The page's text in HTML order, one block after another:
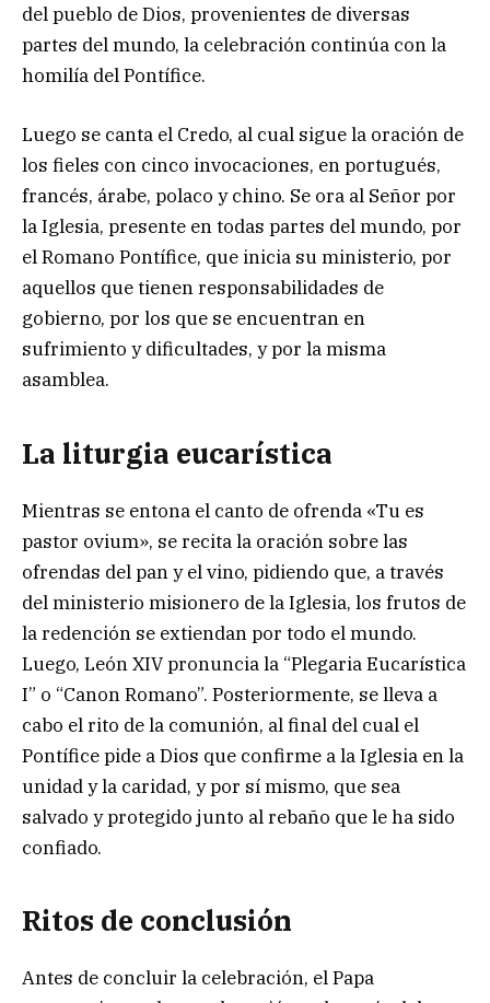
del pueblo de Dios, provenientes de diversas
partes del mundo, la celebración continúa con la
homilía del Pontífice.
Luego se canta el Credo, al cual sigue la oración de
los fieles con cinco invocaciones, en portugués,
francés, árabe, polaco y chino. Se ora al Señor por
la Iglesia, presente en todas partes del mundo, por
el Romano Pontífice, que inicia su ministerio, por
aquellos que tienen responsabilidades de
gobierno, por los que se encuentran en
sufrimiento y dificultades, y por la misma
asamblea.
La liturgia eucarística
Mientras se entona el canto de ofrenda «Tu es
pastor ovium», se recita la oración sobre las
ofrendas del pan y el vino, pidiendo que, a través
del ministerio misionero de la Iglesia, los frutos de
la redención se extiendan por todo el mundo.
Luego, León XIV pronuncia la “Plegaria Eucarística
I” o “Canon Romano”. Posteriormente, se lleva a
cabo el rito de la comunión, al final del cual el
Pontífice pide a Dios que confirme a la Iglesia en la
unidad y la caridad, y por sí mismo, que sea
salvado y protegido junto al rebaño que le ha sido
confiado.
Ritos de conclusión
Antes de concluir la celebración, el Papa